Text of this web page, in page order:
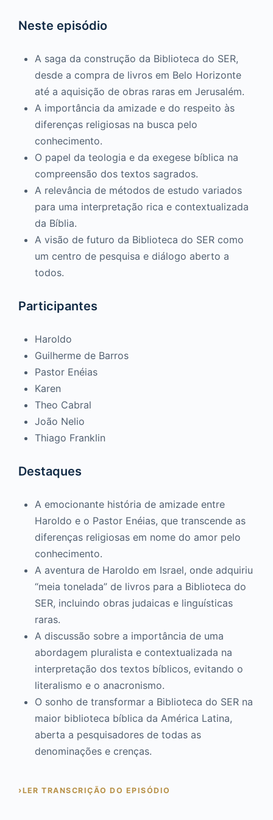
Neste episódio
A saga da construção da Biblioteca do SER,
desde a compra de livros em Belo Horizonte
até a aquisição de obras raras em Jerusalém.
A importância da amizade e do respeito às
diferenças religiosas na busca pelo
conhecimento.
O papel da teologia e da exegese bíblica na
compreensão dos textos sagrados.
A relevância de métodos de estudo variados
para uma interpretação rica e contextualizada
da Bíblia.
A visão de futuro da Biblioteca do SER como
um centro de pesquisa e diálogo aberto a
todos.
Participantes
Haroldo
Guilherme de Barros
Pastor Enéias
Karen
Theo Cabral
João Nelio
Thiago Franklin
Destaques
A emocionante história de amizade entre
Haroldo e o Pastor Enéias, que transcende as
diferenças religiosas em nome do amor pelo
conhecimento.
A aventura de Haroldo em Israel, onde adquiriu
“meia tonelada” de livros para a Biblioteca do
SER, incluindo obras judaicas e linguísticas
raras.
A discussão sobre a importância de uma
abordagem pluralista e contextualizada na
interpretação dos textos bíblicos, evitando o
literalismo e o anacronismo.
O sonho de transformar a Biblioteca do SER na
maior biblioteca bíblica da América Latina,
aberta a pesquisadores de todas as
denominações e crenças.
LER TRANSCRIÇÃO DO EPISÓDIO